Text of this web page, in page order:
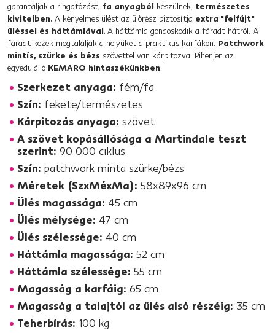
garantálják a ringatózást, fa anyagból készülnek, természetes
kivitelben. A kényelmes ülést az ülőrész biztosítja extra "felfújt"
üléssel és háttámlával. A háttámla gondoskodik a fáradt hátról. A
fáradt kezek megtalálják a helyüket a praktikus karfákon. Patchwork
mintís, szürke és bézs szövettel van kárpitozva. Pihenjen az
egyedülálló KEMARO hintaszékünkben.
Szerkezet anyaga: fém/fa
Szín: fekete/természetes
Kárpitozás anyaga: szövet
A szövet kopásállósága a Martindale teszt
szerint: 90 000 ciklus
Szín: patchwork minta szürke/bézs
Méretek (SzxMéxMa): 58x89x96 cm
Ülés magassága: 45 cm
Ülés mélysége: 47 cm
Ülés szélessége: 40 cm
Háttámla magassága: 52 cm
Háttámla szélessége: 55 cm
Magasság a karfáig: 65 cm
Magasság a talajtól az ülés alsó részéig: 35 cm
Teherbírás: 100 kg